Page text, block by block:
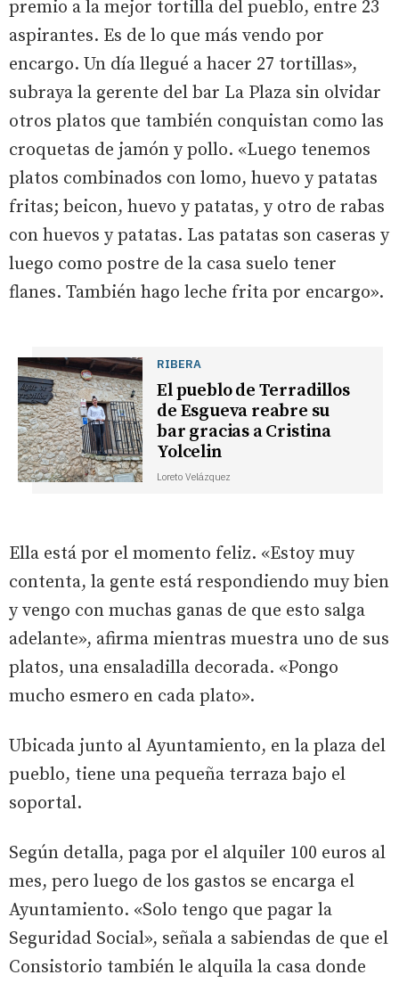
premio a la mejor tortilla del pueblo, entre 23
aspirantes. Es de lo que más vendo por
encargo. Un día llegué a hacer 27 tortillas»,
subraya la gerente del bar La Plaza sin olvidar
otros platos que también conquistan como las
croquetas de jamón y pollo. «Luego tenemos
platos combinados con lomo, huevo y patatas
fritas; beicon, huevo y patatas, y otro de rabas
con huevos y patatas. Las patatas son caseras y
luego como postre de la casa suelo tener
flanes. También hago leche frita por encargo».
RIBERA
El pueblo de Terradillos
de Esgueva reabre su
bar gracias a Cristina
Yolcelin
Loreto Velázquez
Ella está por el momento feliz. «Estoy muy
contenta, la gente está respondiendo muy bien
y vengo con muchas ganas de que esto salga
adelante», afirma mientras muestra uno de sus
platos, una ensaladilla decorada. «Pongo
mucho esmero en cada plato».
Ubicada junto al Ayuntamiento, en la plaza del
pueblo, tiene una pequeña terraza bajo el
soportal.
Según detalla, paga por el alquiler 100 euros al
mes, pero luego de los gastos se encarga el
Ayuntamiento. «Solo tengo que pagar la
Seguridad Social», señala a sabiendas de que el
Consistorio también le alquila la casa donde